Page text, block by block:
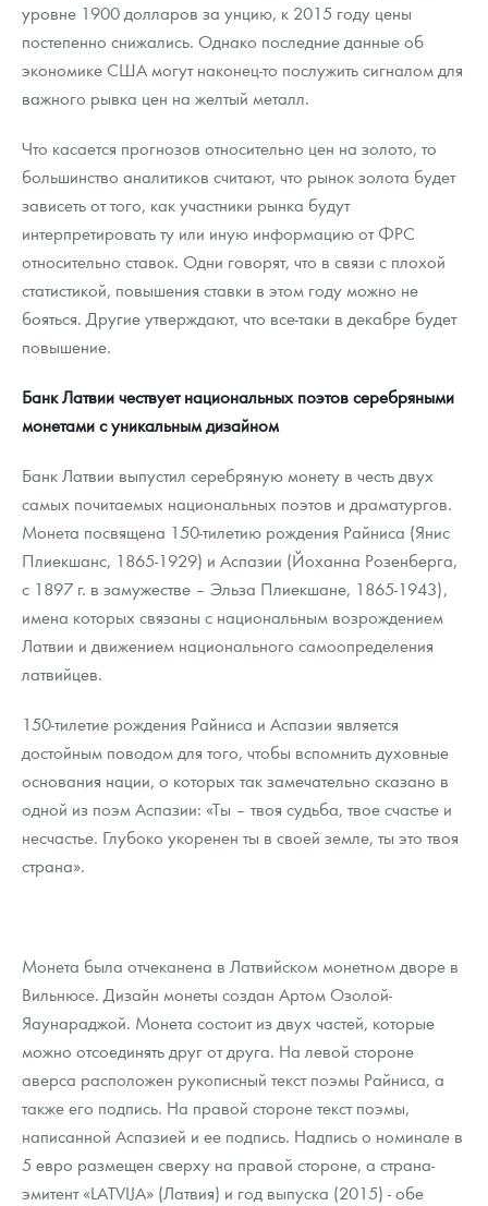
уровне 1900 долларов за унцию, к 2015 году цены
постепенно снижались. Однако последние данные об
экономике США могут наконец-то послужить сигналом для
важного рывка цен на желтый металл.
Что касается прогнозов относительно цен на золото, то
большинство аналитиков считают, что рынок золота будет
зависеть от того, как участники рынка будут
интерпретировать ту или иную информацию от ФРС
относительно ставок. Одни говорят, что в связи с плохой
статистикой, повышения ставки в этом году можно не
бояться. Другие утверждают, что все-таки в декабре будет
повышение.
Банк Латвии чествует национальных поэтов серебряными
монетами с уникальным дизайном
Банк Латвии выпустил серебряную монету в честь двух
самых почитаемых национальных поэтов и драматургов.
Монета посвящена 150-тилетию рождения Райниса (Янис
Плиекшанс, 1865-1929) и Аспазии (Йоханна Розенберга,
с 1897 г. в замужестве – Эльза Плиекшане, 1865-1943),
имена которых связаны с национальным возрождением
Латвии и движением национального самоопределения
латвийцев.
150-тилетие рождения Райниса и Аспазии является
достойным поводом для того, чтобы вспомнить духовные
основания нации, о которых так замечательно сказано в
одной из поэм Аспазии: «Ты – твоя судьба, твое счастье и
несчастье. Глубоко укоренен ты в своей земле, ты это твоя
страна».
Монета была отчеканена в Латвийском монетном дворе в
Вильнюсе. Дизайн монеты создан Артом Озолой-
Яаунараджой. Монета состоит из двух частей, которые
можно отсоединять друг от друга. На левой стороне
аверса расположен рукописный текст поэмы Райниса, а
также его подпись. На правой стороне текст поэмы,
написанной Аспазией и ее подпись. Надпись о номинале в
5 евро размещен сверху на правой стороне, а страна-
эмитент «LATVIJA» (Латвия) и год выпуска (2015) - обе